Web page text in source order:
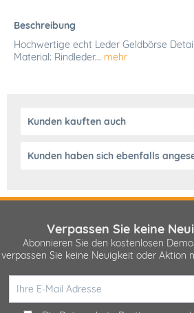
Beschreibung
Hochwertige echt Leder Geldbörse
Material: Rindleder... mehr
Kunden kauften auch
Kunden haben sich ebenfalls
Verpassen Sie keine
Abonnieren Sie den kostenlosen
verpassen Sie keine Neuigkeit oder Aktion